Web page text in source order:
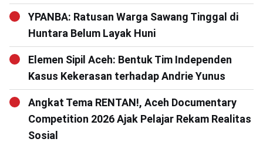
YPANBA: Ratusan Warga Sawang Tinggal di
Huntara Belum Layak Huni
Elemen Sipil Aceh: Bentuk Tim Independen
Kasus Kekerasan terhadap Andrie Yunus
Angkat Tema RENTAN!, Aceh Documentary
Competition 2026 Ajak Pelajar Rekam Realitas
Sosial